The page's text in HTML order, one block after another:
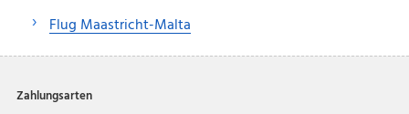
Flug Maastricht-Malta